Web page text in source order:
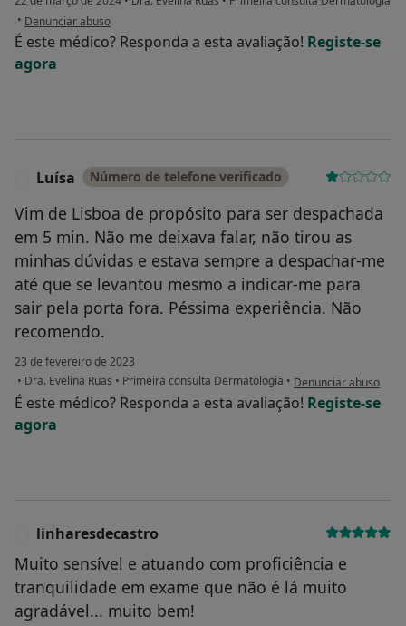
• na opinião do utilizador Filomena
Denunciar abuso
É este médico? Responda a esta avaliação! Registe-se
agora
Luísa Número de telefone verificado
Vim de Lisboa de propósito para ser despachada
em 5 min. Não me deixava falar, não tirou as
minhas dúvidas e estava sempre a despachar-me
até que se levantou mesmo a indicar-me para
sair pela porta fora. Péssima experiência. Não
recomendo.
23 de fevereiro de 2023
• Dra. Evelina Ruas • Primeira consulta Dermatologia • na opinião do
Denunciar abuso
É este médico? Responda a esta avaliação! Registe-se
agora
linharesdecastro
Muito sensível e atuando com proficiência e
tranquilidade em exame que não é lá muito
agradável... muito bem!